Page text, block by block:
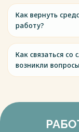
Как вернуть
работу?
Как связаться
возникли